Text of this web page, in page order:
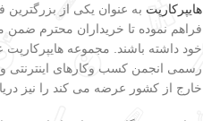
هایپرکارپت
فراهم نموده تا خریداران محترم ضمن
خود داشته باشند. مجموعه
رسمی انجمن کسب وکارهای اینترنتی
خارج از کشور عرضه می کند را نیز